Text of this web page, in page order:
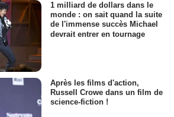
1 milliard de dollars dans le
monde : on sait quand la suite
de l'immense succès Michael
devrait entrer en tournage
Après les films d'action,
Russell Crowe dans un film de
science-fiction !